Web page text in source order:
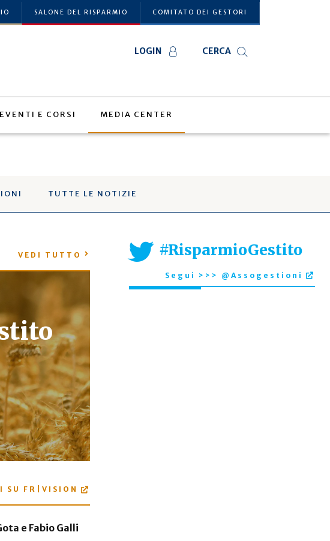
SALONE DEL RISPARMIO COMITATO DEI GESTORI
LOGIN CERCA
EVENTI E CORSI MEDIA CENTER
TUTTE LE NOTIZIE
VEDI TUTTO
SU FR|VISION
e Fabio Galli
#RisparmioGestito
Segui >>> @Assogestioni